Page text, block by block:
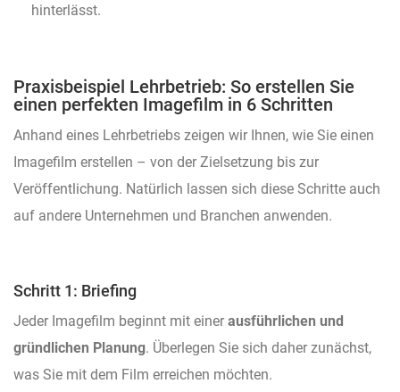
hinterlässt.
Praxisbeispiel Lehrbetrieb: So erstellen Sie
einen perfekten Imagefilm in 6 Schritten
Anhand eines Lehrbetriebs zeigen wir Ihnen, wie Sie einen
Imagefilm erstellen – von der Zielsetzung bis zur
Veröffentlichung. Natürlich lassen sich diese Schritte auch
auf andere Unternehmen und Branchen anwenden.
Schritt 1: Briefing
Jeder Imagefilm beginnt mit einer ausführlichen und
gründlichen Planung. Überlegen Sie sich daher zunächst,
was Sie mit dem Film erreichen möchten.